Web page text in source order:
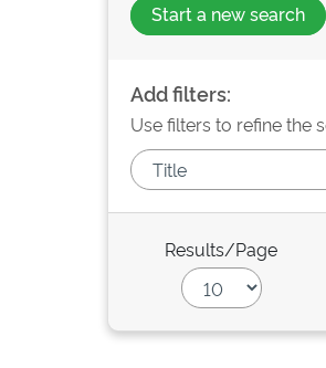
Start a new search
Add filters:
Use filters to refine the
Results/Page